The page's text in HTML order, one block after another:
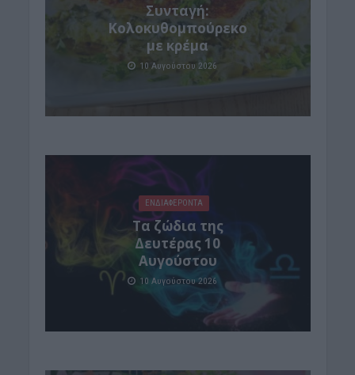
Συνταγή:
Κολοκυθομπούρεκο
με κρέμα
10 Αυγούστου 2026
ΕΝΔΙΑΦΕΡΟΝΤΑ
Τα ζώδια της
Δευτέρας 10
Αυγούστου
10 Αυγούστου 2026